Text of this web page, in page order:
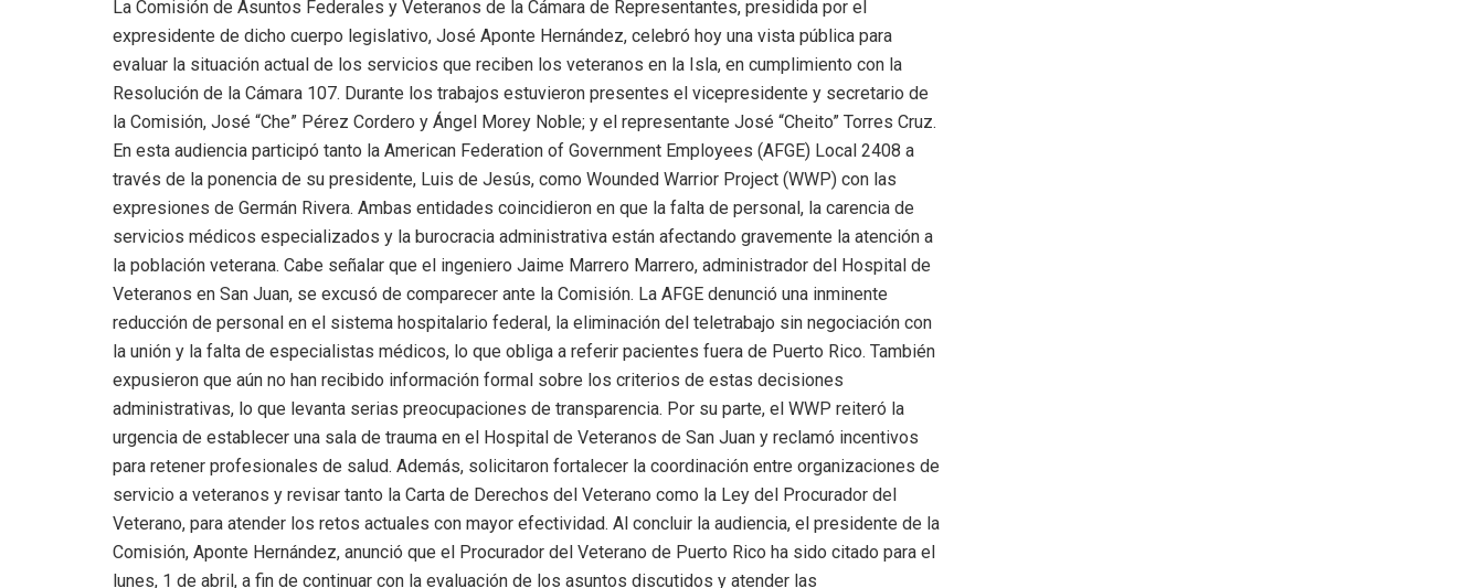
La Comisión de Asuntos Federales y Veteranos de la Cámara de Representantes, presidida por el
expresidente de dicho cuerpo legislativo, José Aponte Hernández, celebró hoy una vista pública para
evaluar la situación actual de los servicios que reciben los veteranos en la Isla, en cumplimiento con la
Resolución de la Cámara 107. Durante los trabajos estuvieron presentes el vicepresidente y secretario de
la Comisión, José “Che” Pérez Cordero y Ángel Morey Noble; y el representante José “Cheito” Torres Cruz.
En esta audiencia participó tanto la American Federation of Government Employees (AFGE) Local 2408 a
través de la ponencia de su presidente, Luis de Jesús, como Wounded Warrior Project (WWP) con las
expresiones de Germán Rivera. Ambas entidades coincidieron en que la falta de personal, la carencia de
servicios médicos especializados y la burocracia administrativa están afectando gravemente la atención a
la población veterana. Cabe señalar que el ingeniero Jaime Marrero Marrero, administrador del Hospital de
Veteranos en San Juan, se excusó de comparecer ante la Comisión. La AFGE denunció una inminente
reducción de personal en el sistema hospitalario federal, la eliminación del teletrabajo sin negociación con
la unión y la falta de especialistas médicos, lo que obliga a referir pacientes fuera de Puerto Rico. También
expusieron que aún no han recibido información formal sobre los criterios de estas decisiones
administrativas, lo que levanta serias preocupaciones de transparencia. Por su parte, el WWP reiteró la
urgencia de establecer una sala de trauma en el Hospital de Veteranos de San Juan y reclamó incentivos
para retener profesionales de salud. Además, solicitaron fortalecer la coordinación entre organizaciones de
servicio a veteranos y revisar tanto la Carta de Derechos del Veterano como la Ley del Procurador del
Veterano, para atender los retos actuales con mayor efectividad. Al concluir la audiencia, el presidente de la
Comisión, Aponte Hernández, anunció que el Procurador del Veterano de Puerto Rico ha sido citado para el
lunes, 1 de abril, a fin de continuar con la evaluación de los asuntos discutidos y atender las